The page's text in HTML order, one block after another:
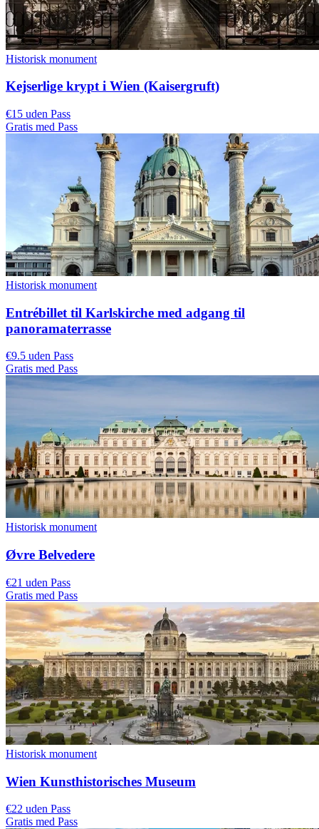
Historisk monument
Kejserlige krypt i Wien (Kaisergruft)
€15 uden Pass
Gratis med Pass
Historisk monument
Entrébillet til Karlskirche med adgang til
panoramaterrasse
€9.5 uden Pass
Gratis med Pass
Historisk monument
Øvre Belvedere
€21 uden Pass
Gratis med Pass
Historisk monument
Wien Kunsthistorisches Museum
€22 uden Pass
Gratis med Pass